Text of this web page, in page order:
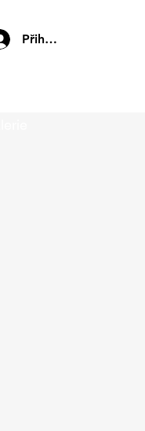
Přihlásit se